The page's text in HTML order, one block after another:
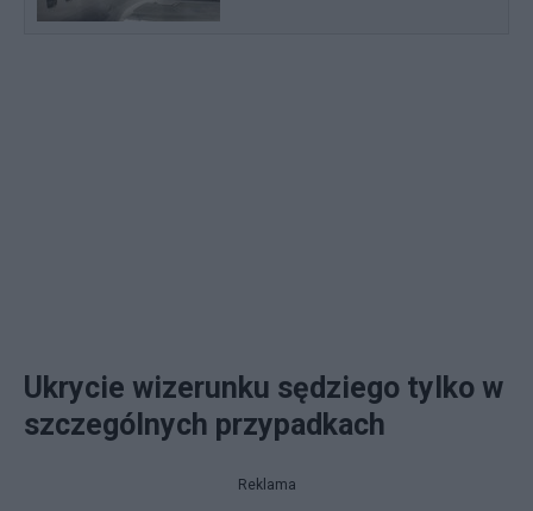
Ukrycie wizerunku sędziego tylko w
szczególnych przypadkach
Reklama